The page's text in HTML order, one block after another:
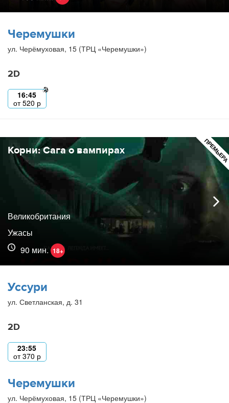
Черемушки
ул. Черёмуховая, 15 (ТРЦ «Черемушки»)
2D
16:45
от520 р
Корни: Сага о вампирах
Великобритания
Ужасы
90 мин. 18+
Уссури
ул. Светланская, д. 31
2D
23:55
от370 р
Черемушки
ул. Черёмуховая, 15 (ТРЦ «Черемушки»)